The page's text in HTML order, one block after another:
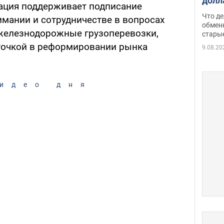
поддерживает подписание
и сотрудничестве в вопросах
грузоперевозки,
в реформировании рынка
дня
Что